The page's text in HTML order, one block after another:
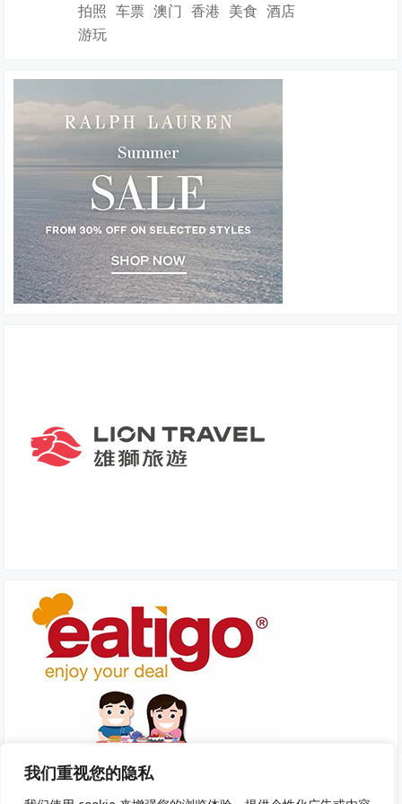
我们重视您的隐私
拍照 车票 澳门 香港 美食 酒店
游玩